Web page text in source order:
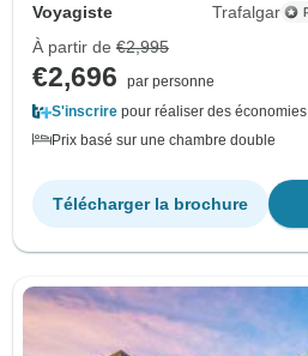
Voyagiste
Trafalgar
À partir de €2,995
€2,696
par personne
S'inscrire pour réaliser des économies
Prix basé sur une chambre double
Télécharger la brochure